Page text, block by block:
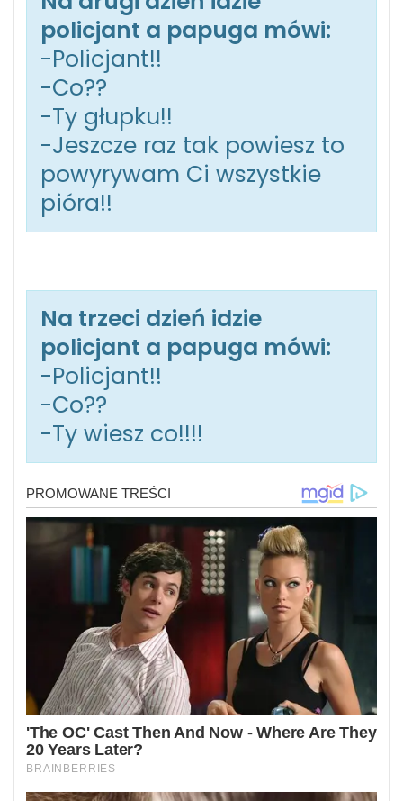
policjant a papuga mówi:
-Policjant!!
-Co??
-Ty głupku!!
-Jeszcze raz tak powiesz to
powyrywam Ci wszystkie
pióra!!
Na trzeci dzień idzie
policjant a papuga mówi:
-Policjant!!
-Co??
-Ty wiesz co!!!!